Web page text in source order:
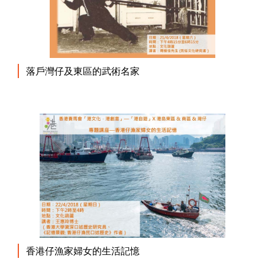
落戶灣仔及東區的武術名家
香港仔漁家婦女的生活記憶